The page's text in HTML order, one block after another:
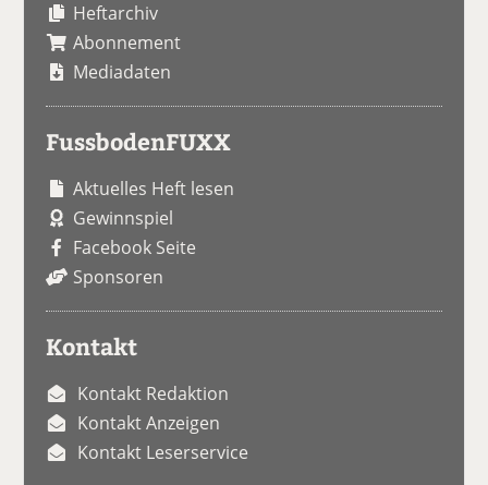
Heftarchiv
Abonnement
Mediadaten
FussbodenFUXX
Aktuelles Heft lesen
Gewinnspiel
Facebook Seite
Sponsoren
Kontakt
Kontakt Redaktion
Kontakt Anzeigen
Kontakt Leserservice